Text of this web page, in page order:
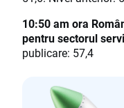
10:50 am ora
pentru sectorul
publicare: 57,4